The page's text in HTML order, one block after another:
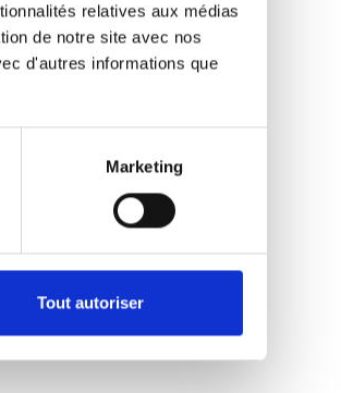
relatives aux médias
de notre site avec nos
d'autres informations que
Marketing
Tout autoriser
tie-down and
updated it’s
tie-downs
Lift Honored